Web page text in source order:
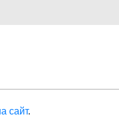
сайт.